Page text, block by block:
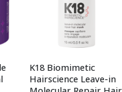
K18 Biomimetic
Hairscience Leave-in